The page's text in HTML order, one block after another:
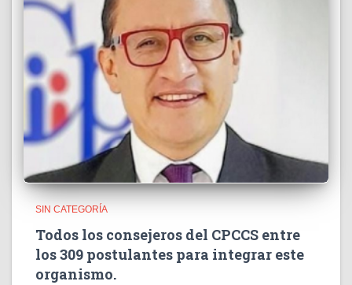
SIN CATEGORÍA
Todos los consejeros del CPCCS entre
los 309 postulantes para integrar este
organismo.